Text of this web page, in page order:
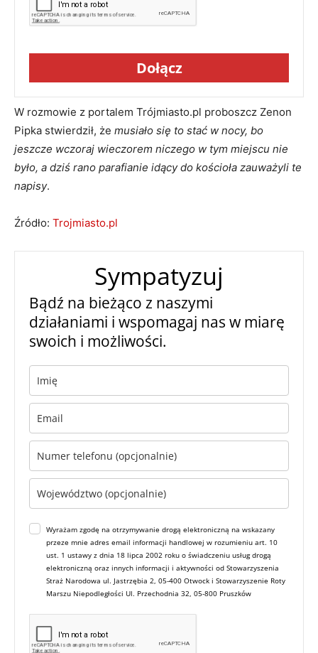
Dołącz
W rozmowie z portalem Trójmiasto.pl proboszcz Zenon
Pipka stwierdził, że musiało się to stać w nocy, bo
jeszcze wczoraj wieczorem niczego w tym miejscu nie
było, a dziś rano parafianie idący do kościoła zauważyli te
napisy.
Źródło: Trojmiasto.pl
Sympatyzuj
Bądź na bieżąco z naszymi
działaniami i wspomagaj nas w miarę
swoich i możliwości.
Wyrażam zgodę na otrzymywanie drogą elektroniczną na wskazany
przeze mnie adres email informacji handlowej w rozumieniu art. 10
ust. 1 ustawy z dnia 18 lipca 2002 roku o świadczeniu usług drogą
elektroniczną oraz innych informacji i aktywności od Stowarzyszenia
Straż Narodowa ul. Jastrzębia 2, 05-400 Otwock i Stowarzyszenie Roty
Marszu Niepodległości Ul. Przechodnia 32, 05-800 Pruszków